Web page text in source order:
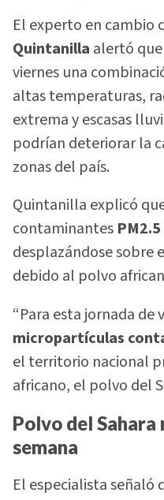
El experto en cambio
Quintanilla alertó
viernes una
altas temperaturas,
extrema y escasas
podrían deteriorar la
zonas del país.
Quintanilla explicó
contaminantes PM2.5
desplazándose sobre
debido al polvo
“Para esta jornada de
micropartículas
el territorio nacional
africano, el polvo del
Polvo del
semana
El especialista señaló